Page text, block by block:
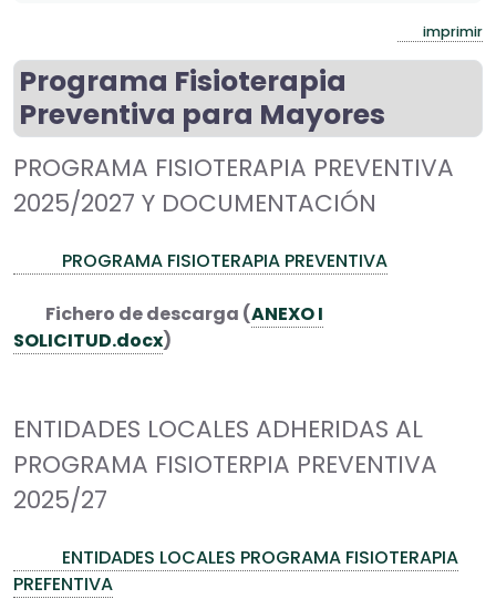
imprimir
Programa Fisioterapia
Preventiva para Mayores
PROGRAMA FISIOTERAPIA PREVENTIVA
2025/2027 Y DOCUMENTACIÓN
PROGRAMA FISIOTERAPIA PREVENTIVA
Fichero de descarga (ANEXO I
SOLICITUD.docx)
ENTIDADES LOCALES ADHERIDAS AL
PROGRAMA FISIOTERPIA PREVENTIVA
2025/27
ENTIDADES LOCALES PROGRAMA FISIOTERAPIA
PREFENTIVA